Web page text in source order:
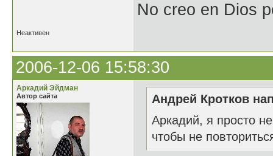
No creo en Dios
Неактивен
2006-12-06 15:58:30
Аркадий Эйдман
Автор сайта
Андрей Кротков
Аркадий, я просто
чтобы не